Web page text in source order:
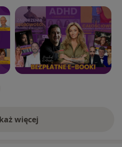
więcej
o doświadczeniu